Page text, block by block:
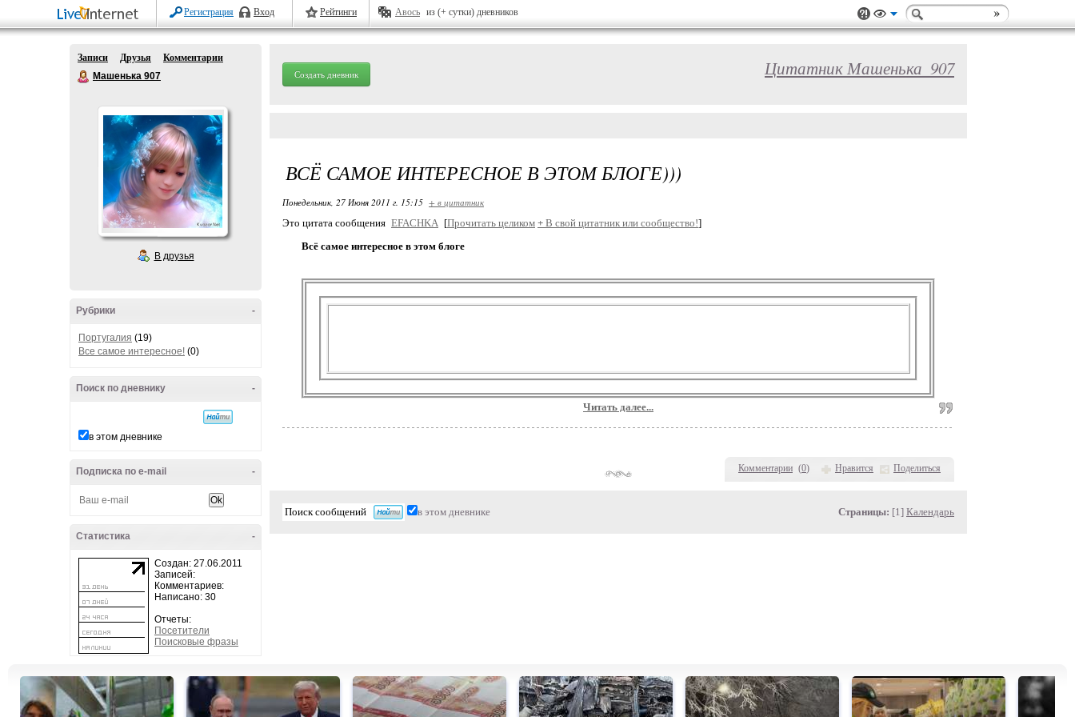
Регистрация Вход Рейтинги Авось из (+ сутки) дневников
Записи Друзья
Комментарии
Машенька 907
В друзья
-
Рубрики
Португалия (19)
Все самое интересное! (0)
-
Поиск по дневнику
в этом дневнике
-
Подписка по e-mail
-
Статистика
Создан: 27.06.2011
Записей:
Комментариев:
Написано: 30
Отчеты:
Посетители
Поисковые фразы
Создать дневник Цитатник Машенька_907
Комментарии (0) Нравится Поделиться
ВСЁ САМОЕ ИНТЕРЕСНОЕ В ЭТОМ БЛОГЕ)))
Понедельник, 27 Июня 2011 г. 15:15 + в цитатник
Это цитата сообщения EFACHKA [Прочитать целиком + В свой цитатник или сообщество!]
Всё самое интересное в этом блоге
Читать далее...
в этом дневнике Страницы: [1] Календарь